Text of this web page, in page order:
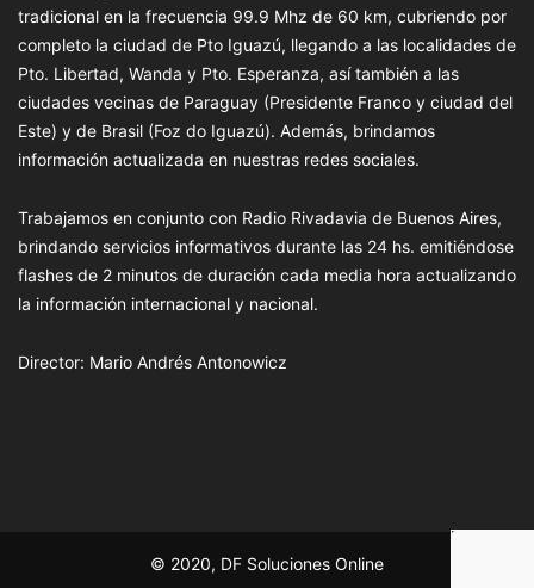
tradicional en la frecuencia 99.9 Mhz de 60 km, cubriendo por
completo la ciudad de Pto Iguazú, llegando a las localidades de
Pto. Libertad, Wanda y Pto. Esperanza, así también a las
ciudades vecinas de Paraguay (Presidente Franco y ciudad del
Este) y de Brasil (Foz do Iguazú). Además, brindamos
información actualizada en nuestras redes sociales.
Trabajamos en conjunto con Radio Rivadavia de Buenos Aires,
brindando servicios informativos durante las 24 hs. emitiéndose
flashes de 2 minutos de duración cada media hora actualizando
la información internacional y nacional.
Director: Mario Andrés Antonowicz
© 2020, DF Soluciones Online